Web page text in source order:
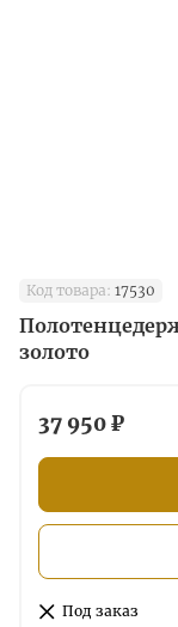
Код товара: 17530
золото
37 950 ₽
Под заказ